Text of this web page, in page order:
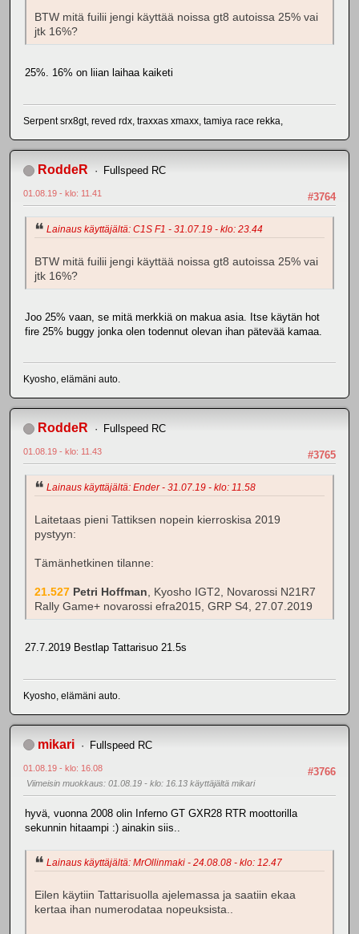
BTW mitä fuilii jengi käyttää noissa gt8 autoissa 25% vai
jtk 16%?
25%. 16% on liian laihaa kaiketi
Serpent srx8gt, reved rdx, traxxas xmaxx, tamiya race rekka,
RoddeR Fullspeed RC
#3764
01.08.19 - klo: 11.41
Lainaus käyttäjältä: C1S F1 - 31.07.19 - klo: 23.44
BTW mitä fuilii jengi käyttää noissa gt8 autoissa 25% vai
jtk 16%?
Joo 25% vaan, se mitä merkkiä on makua asia. Itse käytän hot
fire 25% buggy jonka olen todennut olevan ihan pätevää kamaa.
Kyosho, elämäni auto.
RoddeR Fullspeed RC
#3765
01.08.19 - klo: 11.43
Lainaus käyttäjältä: Ender - 31.07.19 - klo: 11.58
Laitetaas pieni Tattiksen nopein kierroskisa 2019
pystyyn:
Tämänhetkinen tilanne:
21.527 Petri Hoffman, Kyosho IGT2, Novarossi N21R7
Rally Game+ novarossi efra2015, GRP S4, 27.07.2019
27.7.2019 Bestlap Tattarisuo 21.5s
Kyosho, elämäni auto.
mikari Fullspeed RC
#3766
01.08.19 - klo: 16.08
Viimeisin muokkaus: 01.08.19 - klo: 16.13 käyttäjältä mikari
hyvä, vuonna 2008 olin Inferno GT GXR28 RTR moottorilla
sekunnin hitaampi :) ainakin siis..
Lainaus käyttäjältä: MrOllinmaki - 24.08.08 - klo: 12.47
Eilen käytiin Tattarisuolla ajelemassa ja saatiin ekaa
kertaa ihan numerodataa nopeuksista..